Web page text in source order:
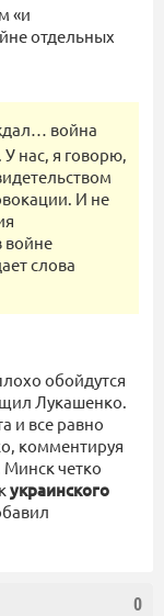
«и
отдельных
война
У нас, я говорю,
И не
войне
слова
обойдутся
Лукашенко.
и все равно
комментируя
Минск четко
украинского
0